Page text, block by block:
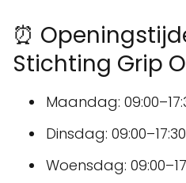
⏰
Stichting Grip
Maandag:
Dinsdag: 09:00–17:30
Woensdag: